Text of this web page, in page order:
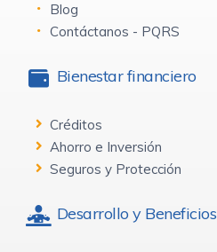
Blog
Contáctanos - PQRS
Bienestar financiero
Créditos
Ahorro e Inversión
Seguros y Protección
Desarrollo y Beneficios